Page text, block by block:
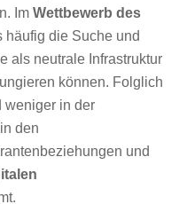
ImWettbewerb des
häufig die Suche und
als neutrale Infrastruktur
können. Folglich
weniger in der
den
und